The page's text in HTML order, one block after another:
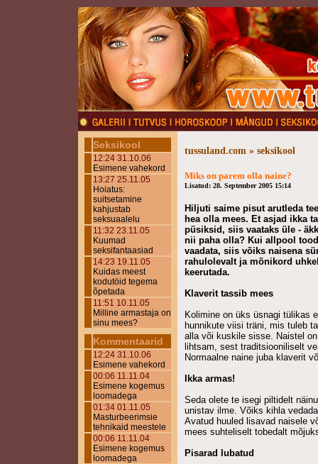
Seksikool
12:24 31.10.06
Esimene vahekord
13:27 25.11.05
Hoiatus:
suitsetamine
kahjustab
seksuaalelu
11:32 23.11.05
Kuumad
seksifantaasiad
14:23 19.11.05
Kuidas meest
kodutöid tegema
õpetada
11:51 10.11.05
Milline armastaja on
sinu mees?
Kommentaarid
12:24 31.10.06
Esimene vahekord
00:06 11.11.04
Esimene kogemus
loomadega
01:34 01.11.05
Masturbeerimsie
tehnikaid meestele
00:06 11.11.04
Esimene kogemus
loomadega
tussuland.com » seksikool
Miks on parem olla naine?
Lisatud: 28. September 2005 15:14
Hiljuti saime pisut arutleda
hea olla mees. Et asjad ikka
püsiksid, siis vaataks üle -
nii paha olla? Kui allpool
vaadata, siis võiks naisena
rahulolevalt ja mõnikord
keerutada.
Klaverit tassib mees
Kolimine on üks üsnagi tülikas
hunnikute viisi träni, mis tuleb
alla või kuskile sisse. Naistel
lihtsam, sest traditsiooniliselt
Normaalne naine juba klaverit
Ikka armas!
Seda olete te isegi piltidelt
unistav ilme. Võiks kihla
Avatud huuled lisavad naisele
mees suhteliselt tobedalt
Pisarad lubatud